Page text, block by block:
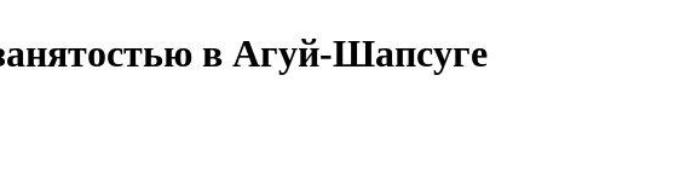
в Агуй-Шапсуге